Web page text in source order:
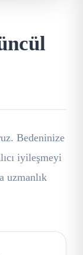
Bedeninize
iyileşmeyi
uzmanlık